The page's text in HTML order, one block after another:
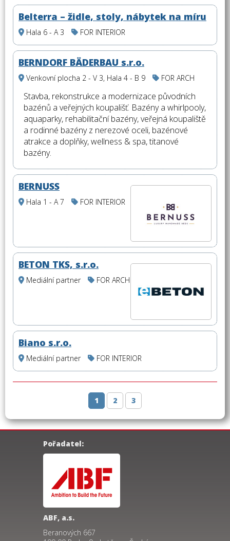
Belterra – židle, stoly, nábytek na míru
Hala 6 - A 3 FOR INTERIOR
BERNDORF BÄDERBAU s.r.o.
Venkovní plocha 2 - V 3, Hala 4 - B 9 FOR ARCH
Stavba, rekonstrukce a modernizace původních
bazénů a veřejných koupališť. Bazény a whirlpooly,
aquaparky, rehabilitační bazény, veřejná koupaliště
a rodinné bazény z nerezové oceli, bazénové
atrakce a doplňky, wellness & spa, titanové
bazény.
BERNUSS
Hala 1 - A 7 FOR INTERIOR
BETON TKS, s.r.o.
Mediální partner FOR ARCH
Biano s.r.o.
Mediální partner FOR INTERIOR
1 2 3
Pořadatel:
ABF, a.s.
Beranových 667